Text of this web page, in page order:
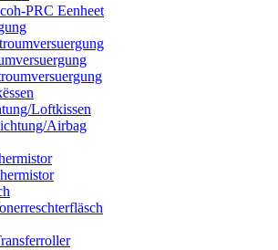
PRC Eenheet
Loftkissen
Airbag